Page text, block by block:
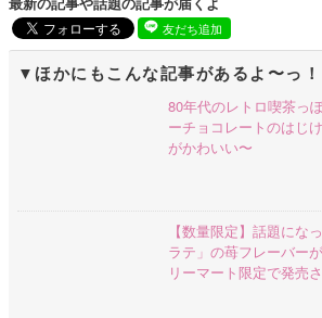
友だち追加
ほかにもこんな記事があるよ〜っ！
80年代のレトロ喫茶っ
ーチョコレートのはじ
がかわいい〜
【数量限定】話題にな
ラテ」の苺フレーバー
リーマート限定で発売